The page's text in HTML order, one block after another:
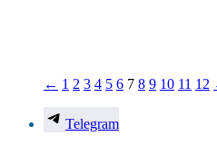
← 1 2 3 4 5 6 7 8 9 10 11 12
Telegram